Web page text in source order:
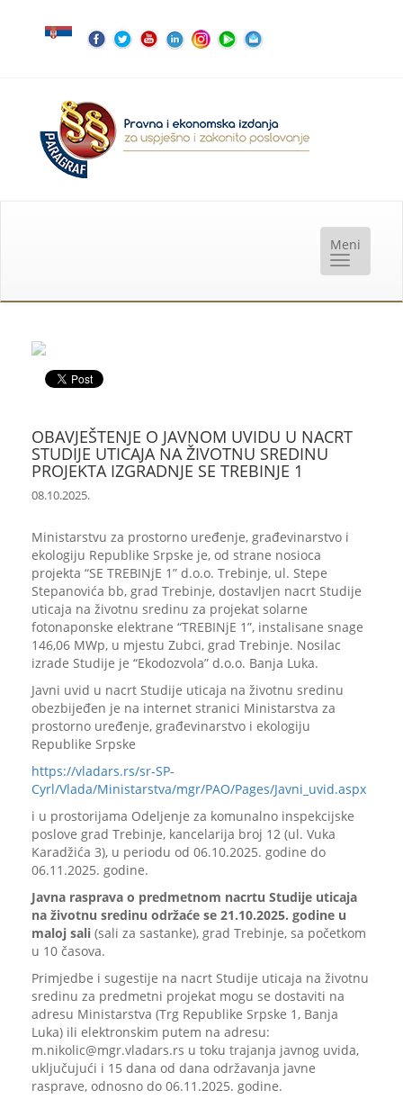
OBAVJEŠTENJE O JAVNOM UVIDU U NACRT
STUDIJE UTICAJA NA ŽIVOTNU SREDINU
PROJEKTA IZGRADNJE SE TREBINJE 1
08.10.2025.
Ministarstvu za prostorno uređenje, građevinarstvo i
ekologiju Republike Srpske je, od strane nosioca
projekta “SE TREBINjE 1” d.o.o. Trebinje, ul. Stepe
Stepanovića bb, grad Trebinje, dostavljen nacrt Studije
uticaja na životnu sredinu za projekat solarne
fotonaponske elektrane “TREBINjE 1”, instalisane snage
146,06 MWp, u mjestu Zubci, grad Trebinje. Nosilac
izrade Studije je “Ekodozvola” d.o.o. Banja Luka.
Javni uvid u nacrt Studije uticaja na životnu sredinu
obezbijeđen je na internet stranici Ministarstva za
prostorno uređenje, građevinarstvo i ekologiju
Republike Srpske
https://vladars.rs/sr-SP-
Cyrl/Vlada/Ministarstva/mgr/PAO/Pages/Javni_uvid.aspx
i u prostorijama Odeljenje za komunalno inspekcijske
poslove grad Trebinje, kancelarija broj 12 (ul. Vuka
Karadžića 3), u periodu od 06.10.2025. godine do
06.11.2025. godine.
Javna rasprava o predmetnom nacrtu Studije uticaja
na životnu sredinu održaće se 21.10.2025. godine u
maloj sali (sali za sastanke), grad Trebinje, sa početkom
u 10 časova.
Primjedbe i sugestije na nacrt Studije uticaja na životnu
sredinu za predmetni projekat mogu se dostaviti na
adresu Ministarstva (Trg Republike Srpske 1, Banja
Luka) ili elektronskim putem na adresu:
m.nikolic@mgr.vladars.rs u toku trajanja javnog uvida,
uključujući i 15 dana od dana održavanja javne
rasprave, odnosno do 06.11.2025. godine.